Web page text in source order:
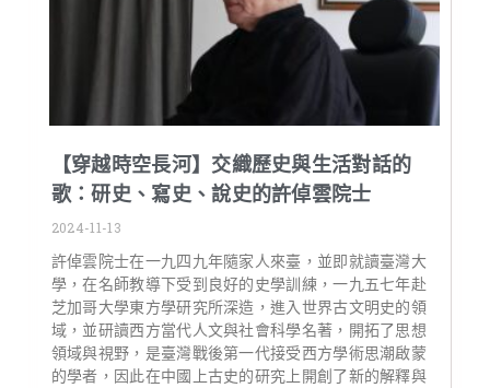
【穿越時空長河】交織歷史與生活對話的
歌：研史、寫史、說史的許倬雲院士
2024-11-13
許倬雲院士在一九四九年隨家人來臺，並即就讀臺灣大
學，在名師教導下受到良好的史學訓練，一九五七年赴
芝加哥大學東方學研究所深造，進入世界古文明史的領
域，並研讀西方當代人文與社會科學名著，開拓了思想
領域與視野，是臺灣戰後第一代接受西方學術思潮啟蒙
的學者，因此在中國上古史的研究上開創了新的解釋與